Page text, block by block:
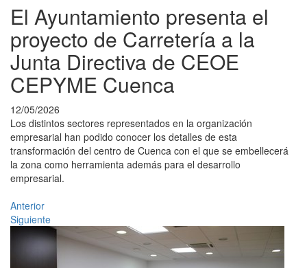
El Ayuntamiento presenta el
proyecto de Carretería a la
Junta Directiva de CEOE
CEPYME Cuenca
12/05/2026
Los distintos sectores representados en la organización
empresarial han podido conocer los detalles de esta
transformación del centro de Cuenca con el que se embellecerá
la zona como herramienta además para el desarrollo
empresarial.
Anterior
Siguiente